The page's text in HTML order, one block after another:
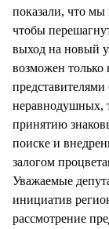
показали, что мы
чтобы
выход на новый
возможен только
неравнодушных,
принятию
поиске и
залогом
Уважаемые
инициатив
рассмотрение